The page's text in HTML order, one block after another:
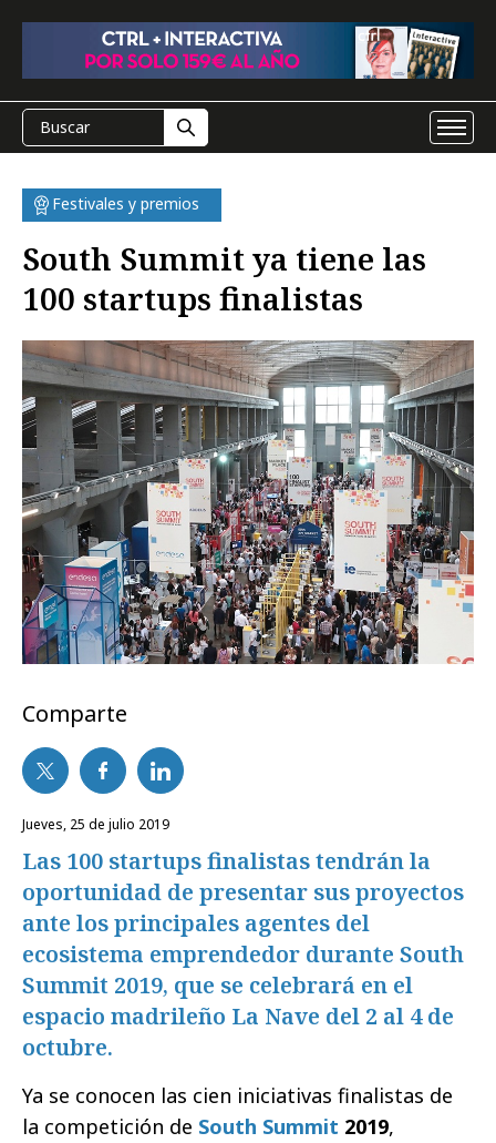
Festivales y premios
South Summit ya tiene las
100 startups finalistas
Comparte
jueves, 25 de julio 2019
Las 100 startups finalistas tendrán la
oportunidad de presentar sus proyectos
ante los principales agentes del
ecosistema emprendedor durante South
Summit 2019, que se celebrará en el
espacio madrileño La Nave del 2 al 4 de
octubre.
Ya se conocen las cien iniciativas finalistas de
la competición de South Summit 2019,